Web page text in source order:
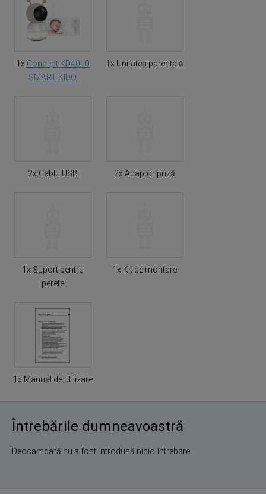
1x Concept KD4010
SMART KIDO
1x Unitatea parentală
2x Cablu USB 2x Adaptor priză
1x Suport pentru
perete
1x Kit de montare
1x Manual de utilizare
Întrebările dumneavoastră
Deocamdată nu a fost introdusă nicio întrebare.